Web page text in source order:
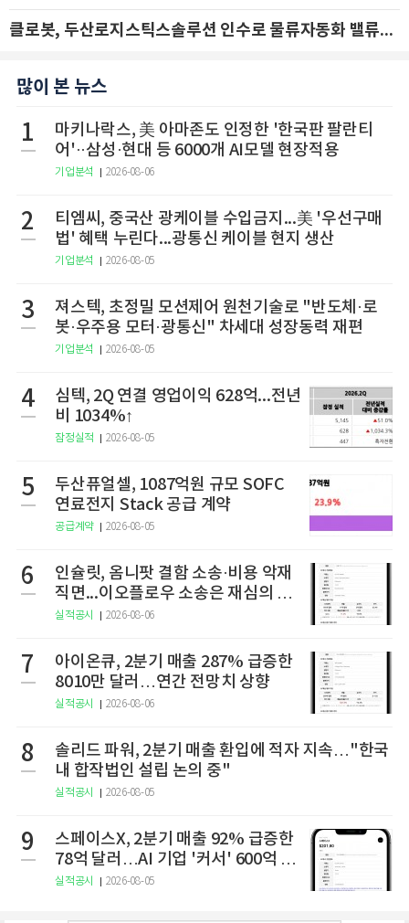
클로봇, 두산로지스틱스솔루션 인수로 물류자동화 밸류체인 확장 추진 - IBK투자증권
많이 본 뉴스
1
마키나락스, 美 아마존도 인정한 '한국판 팔란티
어'··삼성·현대 등 6000개 AI모델 현장적용
기업분석 2026-08-06
2
티엠씨, 중국산 광케이블 수입금지...美 '우선구매
법' 혜택 누린다...광통신 케이블 현지 생산
기업분석 2026-08-05
3
져스텍, 초정밀 모션제어 원천기술로 "반도체·로
봇·우주용 모터·광통신" 차세대 성장동력 재편
기업분석 2026-08-05
4
심텍, 2Q 연결 영업이익 628억...전년
비 1034%↑
잠정실적 2026-08-05
5
두산퓨얼셀, 1087억원 규모 SOFC
연료전지 Stack 공급 계약
공급계약 2026-08-05
6
인슐릿, 옴니팟 결함 소송·비용 악재
직면...이오플로우 소송은 재심의 청
구
실적공시 2026-08-06
7
아이온큐, 2분기 매출 287% 급증한
8010만 달러…연간 전망치 상향
실적공시 2026-08-06
8
솔리드 파워, 2분기 매출 환입에 적자 지속…"한국
내 합작법인 설립 논의 중"
실적공시 2026-08-05
9
스페이스X, 2분기 매출 92% 급증한
78억 달러…AI 기업 '커서' 600억 달
러에 인수
실적공시 2026-08-05